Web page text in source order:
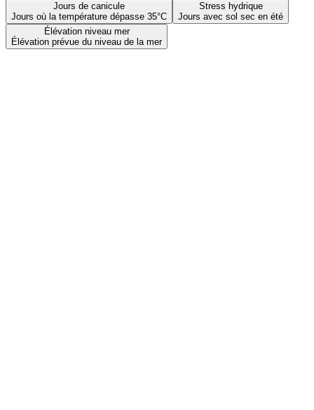
Jours de canicule
Jours où la température dépasse 35°C
Stress hydrique
Jours avec sol sec en été
Élévation niveau mer
Élévation prévue du niveau de la mer